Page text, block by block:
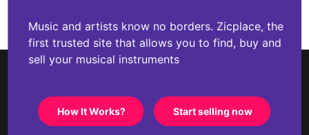
Music and artists know no borders. Zicplace, the
first trusted site that allows you to find, buy and
sell your musical instruments
How It Works? Start selling now